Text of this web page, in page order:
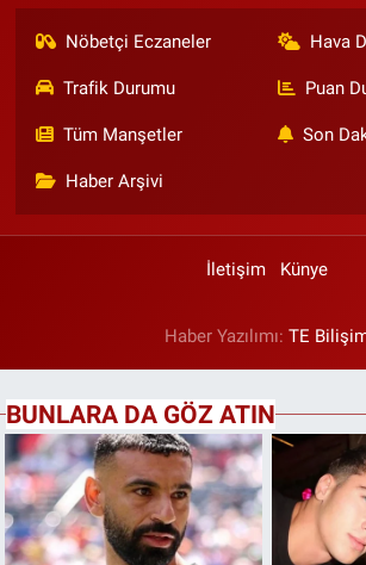
Nöbetçi Eczaneler Hava
Trafik Durumu Puan
Tüm Manşetler Son
Haber Arşivi
İletişim Künye
Haber Yazılımı: TE